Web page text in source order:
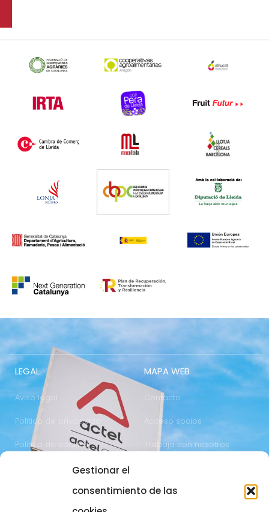
Gestionar el
consentimiento de las
LEGAL
Aviso legal
Política de privacidad
Política de cookies
MAPA WEB
Contacto
Acceso socios
Trabaja con nosotros
973 700 800
actel@actel.es comunicacio@actel.es